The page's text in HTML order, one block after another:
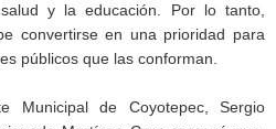
y la educación. Por lo tanto,
convertirse en una prioridad para
públicos que las conforman.
Municipal de Coyotepec, Sergio